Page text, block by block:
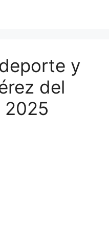
y
del
2025